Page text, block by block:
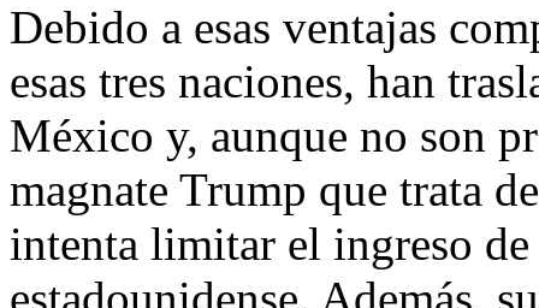
Debido a esas ventajas
esas tres naciones, han
México y, aunque no son
magnate Trump que trata
intenta limitar el ingreso